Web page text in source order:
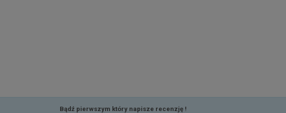
Bądź pierwszym który napisze recenzję !